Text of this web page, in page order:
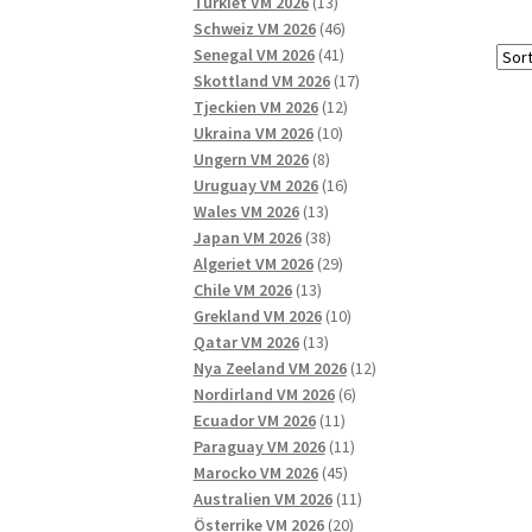
produkter
Schweiz VM 2026 4646
produkter
Senegal VM 2026 4141
produkter
Skottland VM 2026 1717
Tjeckien VM 2026 1212
produkter
Ukraina VM 2026 1010
Ungern VM 2026 88
produkter
Uruguay VM 2026 1616
Wales VM 2026 1313
produkter
Japan VM 2026 3838
produkter
Algeriet VM 2026 2929
Chile VM 2026 1313
produkter
Grekland VM 2026 1010
Qatar VM 2026 1313
produkter
Nya Zeeland VM 2026 1212
Nordirland VM 2026 66
Ecuador VM 2026 1111
produkter
Paraguay VM 2026 1111
Marocko VM 2026 4545
produkter
Australien VM 2026 1111
Österrike VM 2026 2020